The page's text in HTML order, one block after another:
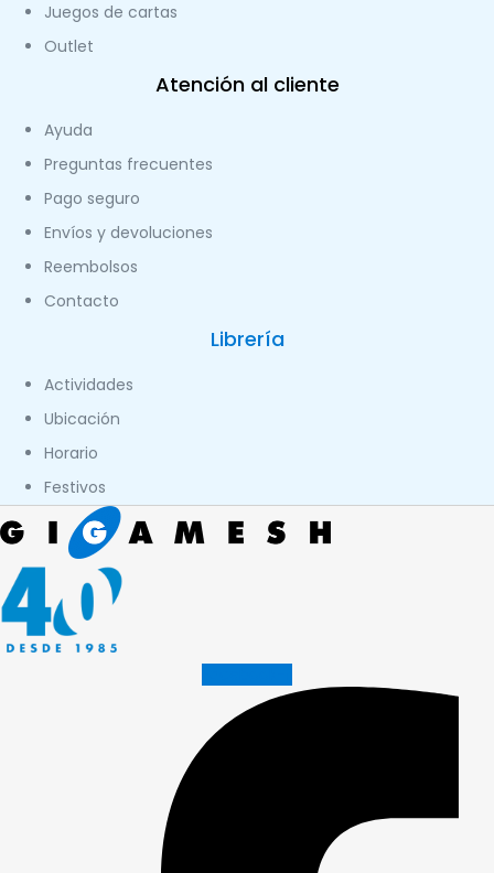
Juegos de cartas
Outlet
Atención al cliente
Ayuda
Preguntas frecuentes
Pago seguro
Envíos y devoluciones
Reembolsos
Contacto
Librería
Actividades
Ubicación
Horario
Festivos